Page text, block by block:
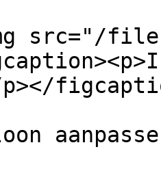
src="/files/